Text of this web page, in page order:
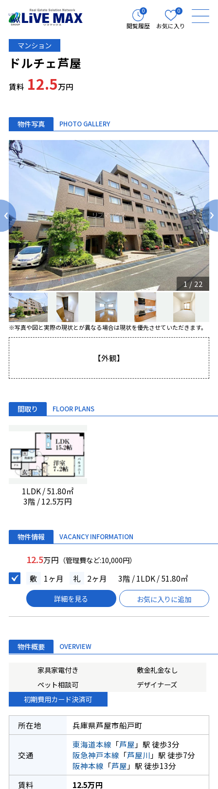
0
閲覧履歴
0
お気に入り
マンション
ドルチェ芦屋
賃料 12.5万円
物件写真 PHOTO GALLERY
1/ 22
※写真や図と実際の現状とが異なる場合は現状を優先させていただきます。
【外観】
間取り FLOOR PLANS
1LDK / 51.80㎡
3階 / 12.5万円
物件情報 VACANCY INFORMATION
12.5万円 （管理費など:10,000円）
敷 1ヶ月 礼 2ヶ月 3階 / 1LDK / 51.80㎡
詳細を見る お気に入りに追加
物件概要 OVERVIEW
家具家電付き
敷金礼金なし
ペット相談可
デザイナーズ
初期費用カード決済可
所在地 兵庫県芦屋市船戸町
交通
東海道本線 「芦屋 」駅 徒歩3分
阪急神戸本線 「芦屋川 」駅 徒歩7分
阪神本線 「芦屋 」駅 徒歩13分
賃料
12.5万円